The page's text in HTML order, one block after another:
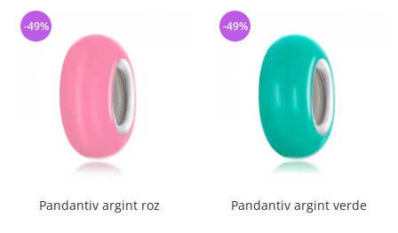
Pandantiv argint roz
-49%
Pandantiv argint verde
-49%